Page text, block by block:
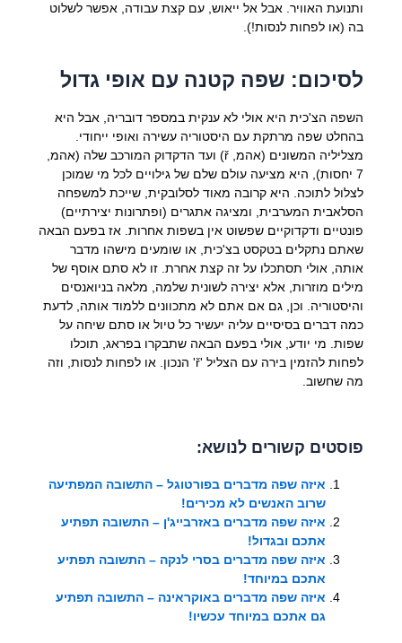
ותנועת האוויר. אבל אל ייאוש, עם קצת עבודה, אפשר לשלוט
בה (או לפחות לנסות!).
לסיכום: שפה קטנה עם אופי גדול
השפה הצ'כית היא אולי לא ענקית במספר דובריה, אבל היא
בהחלט שפה מרתקת עם היסטוריה עשירה ואופי ייחודי.
מצליליה המשונים (אהמ, ř) ועד הדקדוק המורכב שלה (אהמ,
7 יחסות), היא מציעה עולם שלם של גילויים לכל מי שמוכן
לצלול לתוכה. היא קרובה מאוד לסלובקית, שייכת למשפחה
הסלאבית המערבית, ומציגה אתגרים (ופתרונות יצירתיים)
פונטיים ודקדוקיים שפשוט אין בשפות אחרות. אז בפעם הבאה
שאתם נתקלים בטקסט בצ'כית, או שומעים מישהו מדבר
אותה, אולי תסתכלו על זה קצת אחרת. זו לא סתם אוסף של
מילים מוזרות, אלא יצירה לשונית שלמה, מלאה בניואנסים
והיסטוריה. וכן, גם אם אתם לא מתכוונים ללמוד אותה, לדעת
כמה דברים בסיסיים עליה יעשיר כל טיול או סתם שיחה על
שפות. מי יודע, אולי בפעם הבאה שתבקרו בפראג, תוכלו
לפחות להזמין בירה עם הצליל 'ř' הנכון. או לפחות לנסות, וזה
מה שחשוב.
פוסטים קשורים לנושא:
איזה שפה מדברים בפורטוגל – התשובה המפתיעה
שרוב האנשים לא מכירים!
איזה שפה מדברים באזרבייג'ן – התשובה תפתיע
אתכם ובגדול!
איזה שפה מדברים בסרי לנקה – התשובה תפתיע
אתכם במיוחד!
איזה שפה מדברים באוקראינה – התשובה תפתיע
גם אתכם במיוחד עכשיו!